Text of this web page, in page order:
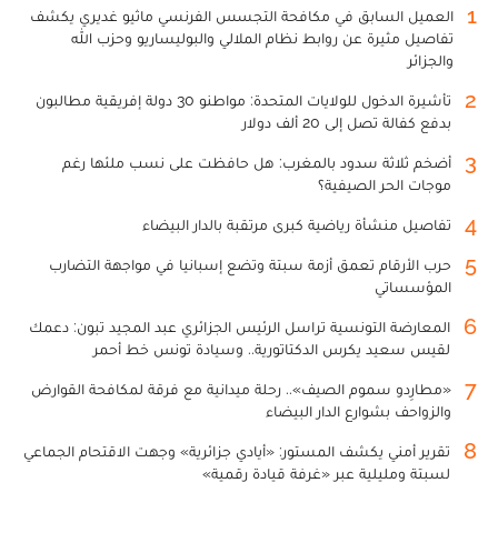
1
العميل السابق في مكافحة التجسس الفرنسي ماثيو غديري يكشف
تفاصيل مثيرة عن روابط نظام الملالي والبوليساريو وحزب الله
والجزائر
2
تأشيرة الدخول للولايات المتحدة: مواطنو 30 دولة إفريقية مطالبون
بدفع كفالة تصل إلى 20 ألف دولار
3
أضخم ثلاثة سدود بالمغرب: هل حافظت على نسب ملئها رغم
موجات الحر الصيفية؟
4 تفاصيل منشأة رياضية كبرى مرتقبة بالدار البيضاء
5
حرب الأرقام تعمق أزمة سبتة وتضع إسبانيا في مواجهة التضارب
المؤسساتي
6
المعارضة التونسية تراسل الرئيس الجزائري عبد المجيد تبون: دعمك
لقيس سعيد يكرس الدكتاتورية.. وسيادة تونس خط أحمر
7
«مطارِدو سموم الصيف».. رحلة ميدانية مع فرقة لمكافحة القوارض
والزواحف بشوارع الدار البيضاء
8
تقرير أمني يكشف المستور: «أيادي جزائرية» وجهت الاقتحام الجماعي
لسبتة ومليلية عبر «غرفة قيادة رقمية»